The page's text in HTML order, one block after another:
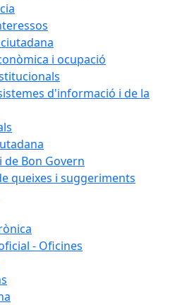
i ocupació
d'informació i de la
de Bon Govern
queixes i suggeriments
- Oficines